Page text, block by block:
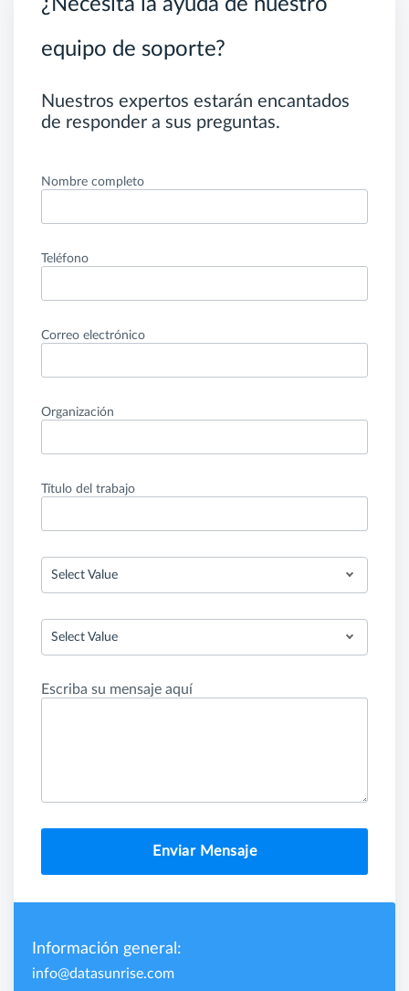
equipo de soporte?
Nuestros expertos estarán encantados
de responder a sus preguntas.
Nombre completo
Teléfono
Correo electrónico
Organización
Título del trabajo
Select Value
Select Value
Escriba su mensaje aquí
Enviar Mensaje
Información general:
info@datasunrise.com